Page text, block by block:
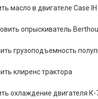
масло в двигателе Case
опрыскиватель
грузоподъемность
клиренс трактора
охлаждение двигателя К-